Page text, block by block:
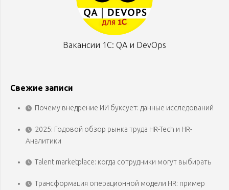
Вакансии 1С: QA и DevOps
Свежие записи
Почему внедрение ИИ буксует: данные исследований
2025: Годовой обзор рынка труда HR-Tech и HR-
Аналитики
Talent marketplace: когда сотрудники могут выбирать
Трансформация операционной модели HR: пример